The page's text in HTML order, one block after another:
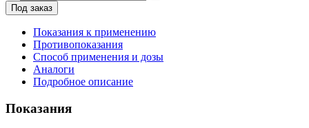
Под заказ
Показания к применению
Противопоказания
Способ применения и дозы
Аналоги
Подробное описание
Показания